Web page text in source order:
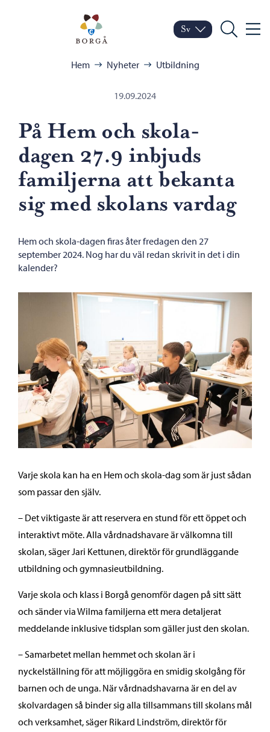
Porvoo – Gå till
Byt språk
Nuvarande språk:
Sv
Sök Meny
Hem Nyheter Utbildning
19.09.2024
På Hem och skola-
dagen 27.9 inbjuds
familjerna att bekanta
sig med skolans vardag
Hem och skola-dagen firas åter fredagen den 27
september 2024. Nog har du väl redan skrivit in det i din
kalender?
Varje skola kan ha en Hem och skola-dag som är just sådan
som passar den själv.
– Det viktigaste är att reservera en stund för ett öppet och
interaktivt möte. Alla vårdnadshavare är välkomna till
skolan, säger Jari Kettunen, direktör för grundläggande
utbildning och gymnasieutbildning.
Varje skola och klass i Borgå genomför dagen på sitt sätt
och sänder via Wilma familjerna ett mera detaljerat
meddelande inklusive tidsplan som gäller just den skolan.
– Samarbetet mellan hemmet och skolan är i
nyckelställning för att möjliggöra en smidig skolgång för
barnen och de unga. När vårdnadshavarna är en del av
skolvardagen så binder sig alla tillsammans till skolans mål
och verksamhet, säger Rikard Lindström, direktör för